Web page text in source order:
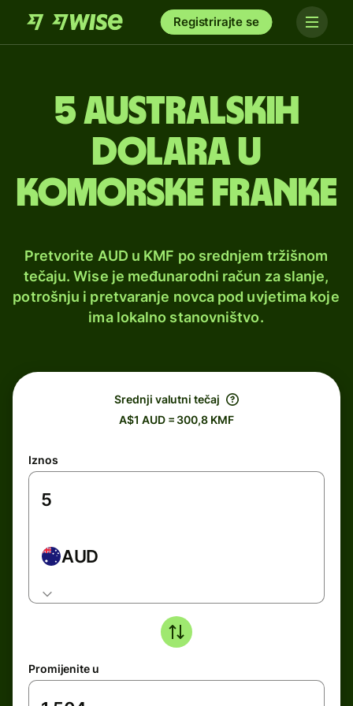
Registrirajte se
5 australskih
dolara u
komorske franke
Pretvorite AUD u KMF po srednjem tržišnom
tečaju. Wise je međunarodni račun za slanje,
potrošnju i pretvaranje novca pod uvjetima koje
ima lokalno stanovništvo.
Srednji valutni tečaj
A$1 AUD = 300,8 KMF
Iznos
AUD
Promijenite u